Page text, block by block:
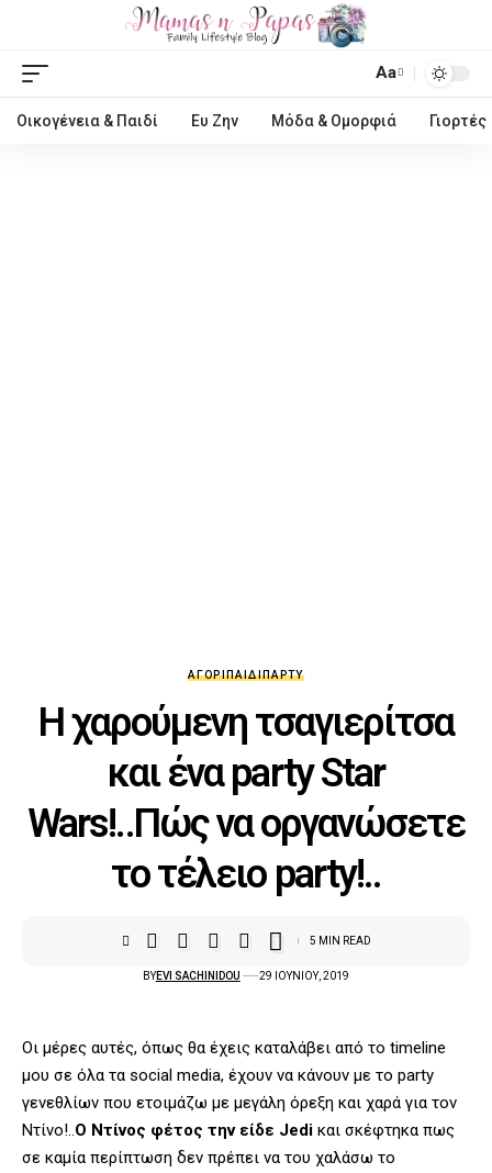
Aa
Οικογένεια & Παιδί Ευ Ζην Μόδα & Ομορφιά Γιορτές
ΑΓΌΡΙΠΑΙΔΊΠΆΡΤΥ
Η χαρούμενη τσαγιερίτσα
και ένα party Star
Wars!..Πώς να οργανώσετε
το τέλειο party!..
BYEVI SACHINIDOU 29 ΙΟΥΝΊΟΥ, 2019
5 MIN READ
Οι μέρες αυτές, όπως θα έχεις καταλάβει από το timeline
μου σε όλα τα social media, έχουν να κάνουν με το party
γενεθλίων που ετοιμάζω με μεγάλη όρεξη και χαρά για τον
Ντίνο!..Ο Ντίνος φέτος την είδε Jedi και σκέφτηκα πως
σε καμία περίπτωση δεν πρέπει να του χαλάσω το